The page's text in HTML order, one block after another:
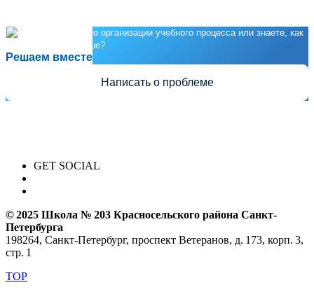
Решаем вместе
Есть предложения по организации учебного процесса или знаете, как
сделать школу лучше?
Написать о проблеме
GET SOCIAL
© 2025 Школа № 203 Красносельского района Санкт-
Петербурга
198264, Санкт-Петербург, проспект Ветеранов, д. 173, корп. 3,
стр. 1
TOP